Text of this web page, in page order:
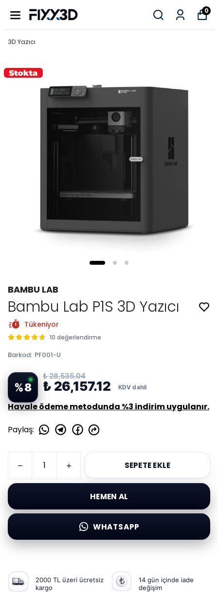
0
3D Yazıcı
BAMBU LAB
Bambu Lab P1S 3D Yazıcı
Tükeniyor
10 değerlendirme
Barkod: PF001-U
%8
₺ 28,535.04
₺ 26,157.12
Havale ödeme metodunda %3 indirim uygulanır.
Paylaş:
SEPETE EKLE
HEMEN AL
WHATSAPP
2000 TL üzeri ücretsiz
kargo
14 gün içinde iade
değişim